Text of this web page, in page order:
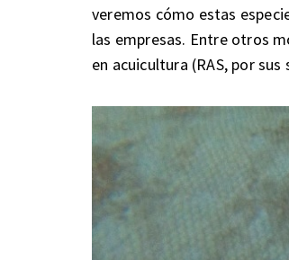
veremos cómo estas
las empresas. Entre otros
en acuicultura (RAS, por